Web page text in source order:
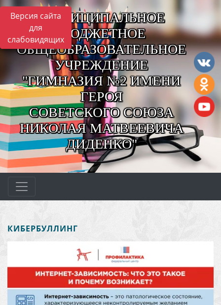
Версия сайта
для
слабовидящих
МУНИЦИПАЛЬНОЕ
БЮДЖЕТНОЕ
ОБЩЕОБРАЗОВАТЕЛЬНОЕ
УЧРЕЖДЕНИЕ
"ГИМНАЗИЯ №2 ИМЕНИ
ГЕРОЯ
СОВЕТСКОГО СОЮЗА
НИКОЛАЯ МАТВЕЕВИЧА
ДИДЕНКО"
КИБЕРБУЛЛИНГ